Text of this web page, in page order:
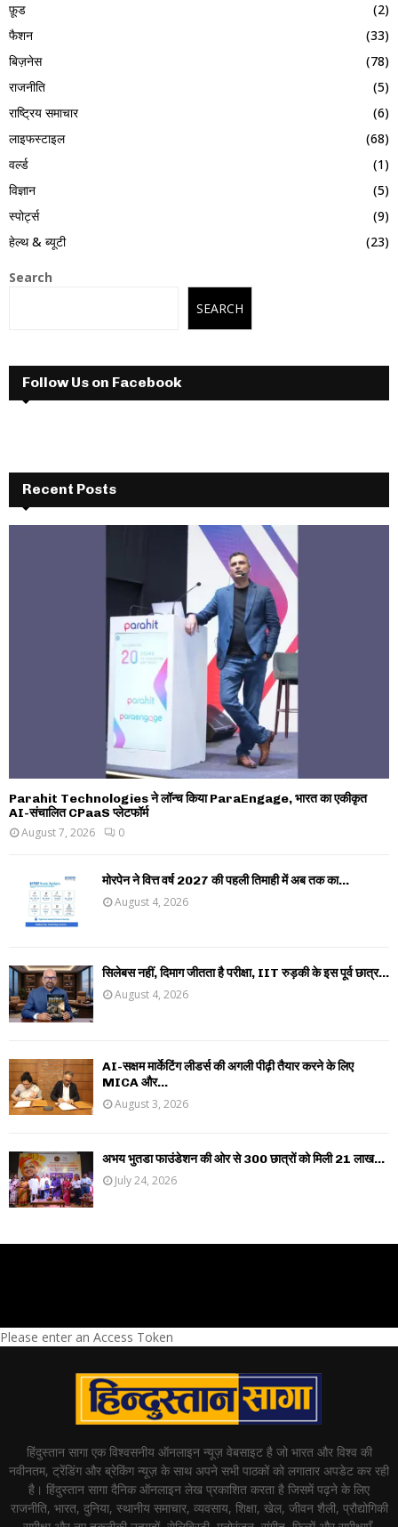
फ़ूड
(2)
फैशन
(33)
बिज़नेस
(78)
राजनीति
(5)
राष्ट्रिय समाचार
(6)
लाइफस्टाइल
(68)
वर्ल्ड
(1)
विज्ञान
(5)
स्पोर्ट्स
(9)
हेल्थ & ब्यूटी
(23)
Search
SEARCH
Follow Us on Facebook
Recent Posts
Parahit Technologies ने लॉन्च किया ParaEngage, भारत का एकीकृत
AI-संचालित CPaaS प्लेटफॉर्म
August 7, 2026
0
मोरपेन ने वित्त वर्ष 2027 की पहली तिमाही में अब तक का...
August 4, 2026
सिलेबस नहीं, दिमाग जीतता है परीक्षा, IIT रुड़की के इस पूर्व छात्र...
August 4, 2026
AI-सक्षम मार्केटिंग लीडर्स की अगली पीढ़ी तैयार करने के लिए
MICA और...
August 3, 2026
अभय भुतडा फाउंडेशन की ओर से 300 छात्रों को मिली 21 लाख...
July 24, 2026
Please enter an Access Token
हिंदुस्तान सागा एक विश्वसनीय ऑनलाइन न्यूज़ वेबसाइट है जो भारत और विश्व की
नवीनतम, ट्रेंडिंग और ब्रेकिंग न्यूज़ के साथ अपने सभी पाठकों को लगातार अपडेट कर रही
है। हिंदुस्तान सागा दैनिक ऑनलाइन लेख प्रकाशित करता है जिसमें पढ़ने के लिए
राजनीति, भारत, दुनिया, स्थानीय समाचार, व्यवसाय, शिक्षा, खेल, जीवन शैली, प्रौद्योगिकी